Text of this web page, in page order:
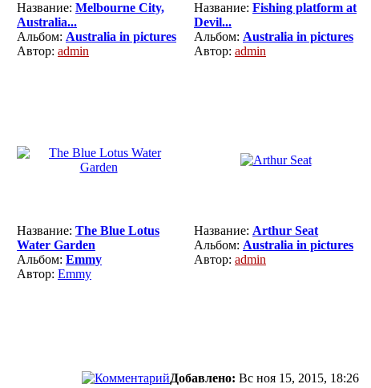
Название: Melbourne City,
Australia...
Альбом: Australia in pictures
Автор: admin
Название: Fishing platform at
Devil...
Альбом: Australia in pictures
Автор: admin
Название: The Blue Lotus
Water Garden
Альбом: Emmy
Автор: Emmy
Название: Arthur Seat
Альбом: Australia in pictures
Автор: admin
Добавлено: Вс ноя 15, 2015, 18:26